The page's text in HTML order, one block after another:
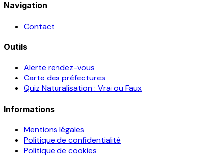
Navigation
Contact
Outils
Alerte rendez-vous
Carte des préfectures
Quiz Naturalisation : Vrai ou Faux
Informations
Mentions légales
Politique de confidentialité
Politique de cookies